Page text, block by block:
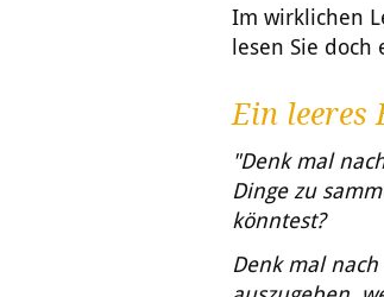
Im wirklichen
lesen Sie
Ein leeres
"Denk mal
Dinge zu
könntest?
Denk mal